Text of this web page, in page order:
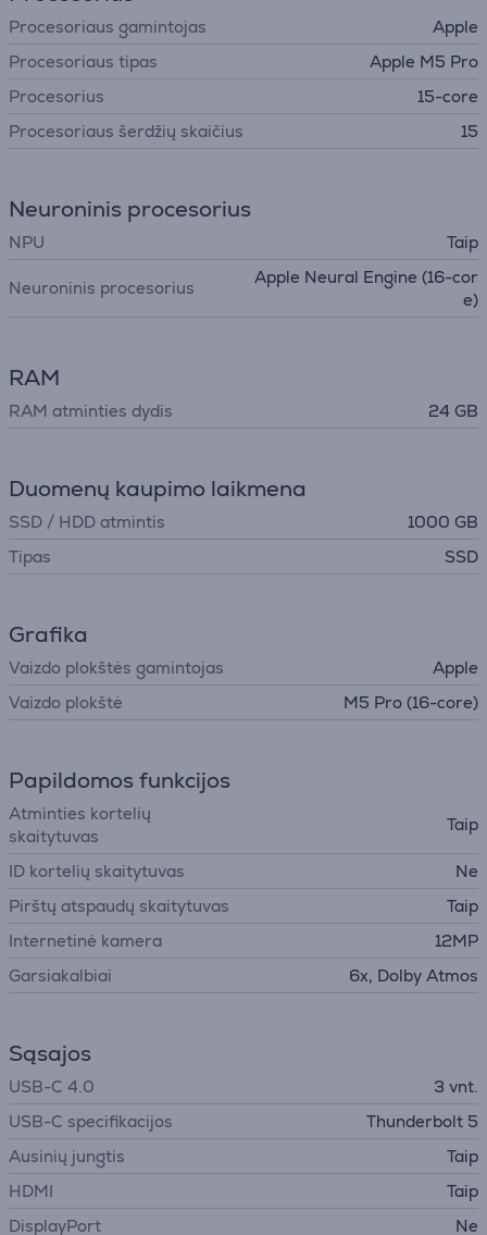
Procesoriaus gamintojas
Apple
Procesoriaus tipas
Apple M5 Pro
Procesorius
15-core
Procesoriaus šerdžių skaičius
15
Neuroninis procesorius
NPU Taip
Neuroninis procesorius
Apple Neural Engine (16-cor
e)
RAM
RAM atminties dydis 24 GB
Duomenų kaupimo laikmena
SSD / HDD atmintis
1000 GB
Tipas
SSD
Grafika
Vaizdo plokštės gamintojas
Apple
Vaizdo plokštė
M5 Pro (16-core)
Papildomos funkcijos
Atminties kortelių
skaitytuvas
Taip
ID kortelių skaitytuvas
Ne
Pirštų atspaudų skaitytuvas
Taip
Internetinė kamera
12MP
Garsiakalbiai
6x, Dolby Atmos
Sąsajos
USB-C 4.0
3 vnt.
USB-C specifikacijos
Thunderbolt 5
Ausinių jungtis
Taip
HDMI
Taip
DisplayPort
Ne